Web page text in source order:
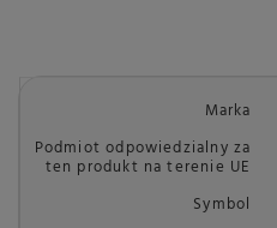
Marka
Podmiot odpowiedzialny za
ten produkt na terenie UE
Symbol